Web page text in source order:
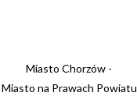
Miasto Chorzów -
Miasto na Prawach Powiatu